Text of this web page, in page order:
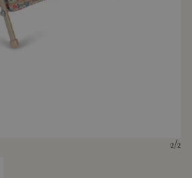
2/2